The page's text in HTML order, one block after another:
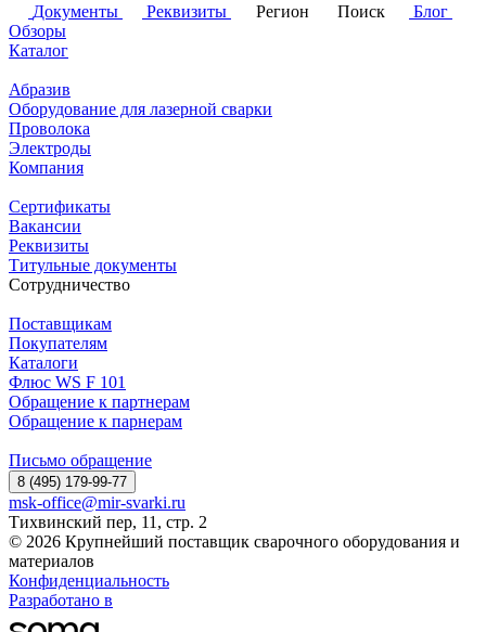
Документы
Реквизиты Регион Поиск
Блог
Обзоры
Каталог
Абразив
Оборудование для лазерной сварки
Проволока
Электроды
Компания
Сертификаты
Вакансии
Реквизиты
Титульные документы
Сотрудничество
Поставщикам
Покупателям
Каталоги
Флюс WS F 101
Обращение к партнерам
Обращение к парнерам
Письмо обращение
8 (495) 179-99-77
msk-office@mir-svarki.ru
Тихвинский пер, 11, стр. 2
© 2026 Крупнейший поставщик сварочного оборудования и
материалов
Конфиденциальность
Разработано в